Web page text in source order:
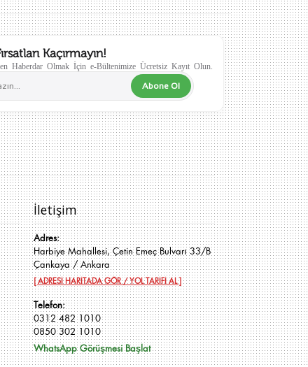
Kaçırmayın!
Haberdar Olmak İçin e-Bültenimize Ücretsiz Kayıt Olun.
Abone Ol
İletişim
Adres:
Harbiye Mahallesi, Çetin Emeç Bulvarı 33/B
Çankaya / Ankara
[ ADRESİ HARİTADA GÖR / YOL TARİFİ AL ]
Telefon:
0312 482 1010
0850 302 1010
WhatsApp Görüşmesi Başlat